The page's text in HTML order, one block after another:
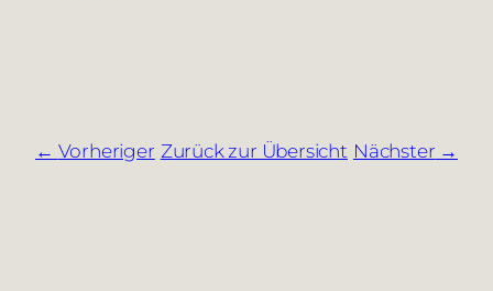
Vorheriger Zurück zur Übersicht Nächster